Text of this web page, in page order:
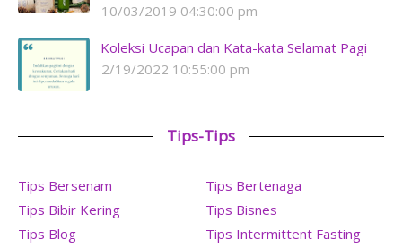
10/03/2019 04:30:00 pm
Koleksi Ucapan dan Kata-kata Selamat Pagi
2/19/2022 10:55:00 pm
Tips-Tips
Tips Bersenam
Tips Bertenaga
Tips Bibir Kering
Tips Bisnes
Tips Blog
Tips Intermittent Fasting